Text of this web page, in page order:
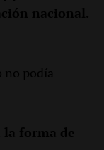
nacional.
no podía
forma de